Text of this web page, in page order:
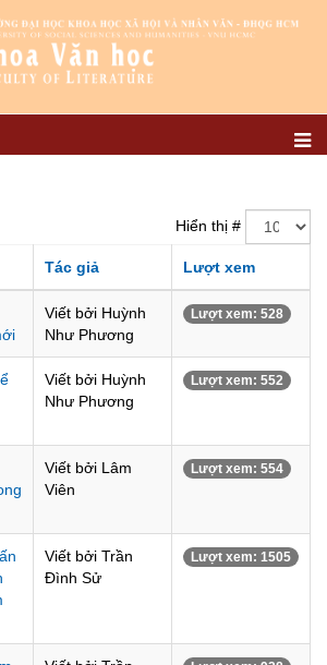
Hiển thị #
Tác giả Lượt xem
Viết bởi Huỳnh
Như Phương
Lượt xem: 528
Viết bởi Huỳnh
Như Phương
Lượt xem: 552
Viết bởi Lâm
Viên
Lượt xem: 554
Viết bởi Trần
Đình Sử
Lượt xem: 1505